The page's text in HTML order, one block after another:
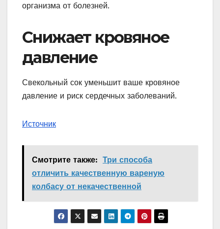
организма от болезней.
Снижает кровяное
давление
Свекольный сок уменьшит ваше кровяное
давление и риск сердечных заболеваний.
Источник
Смотрите также: Три способа
отличить качественную вареную
колбасу от некачественной